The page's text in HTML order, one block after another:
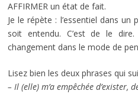
AFFIRMER un état de fait.
Je le répète : l’essentiel dans un
soit entendu. C’est de le
changement dans le mode de
Lisez bien les deux phrases qui
– Il (elle) m’a empêchée